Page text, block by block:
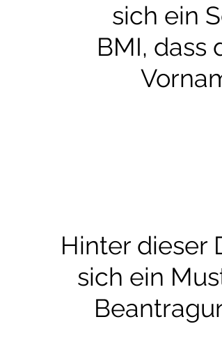
sich ein
BMI, dass
Hinter dieser
sich ein